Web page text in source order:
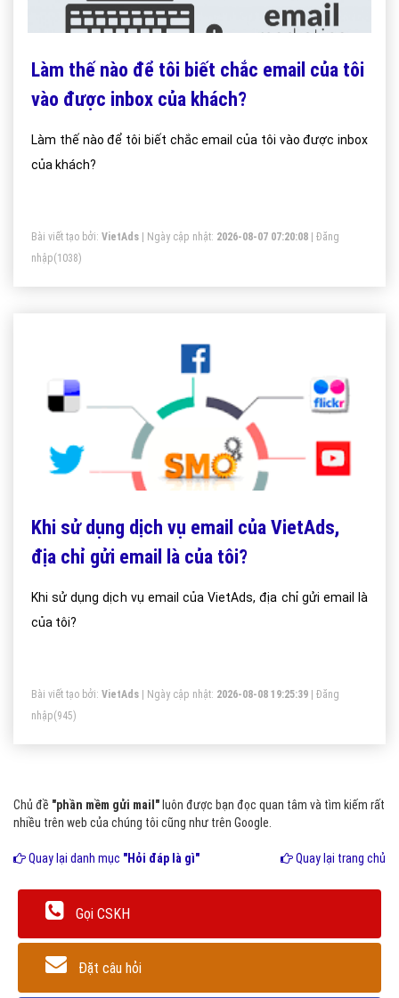
Làm thế nào để tôi biết chắc email của tôi
vào được inbox của khách?
Làm thế nào để tôi biết chắc email của tôi vào được inbox
của khách?
Bài viết tạo bởi: VietAds | Ngày cập nhật: 2026-08-07 07:20:08
Đăng
nhập(1038)
Khi sử dụng dịch vụ email của VietAds,
địa chỉ gửi email là của tôi?
Khi sử dụng dịch vụ email của VietAds, địa chỉ gửi email là
của tôi?
Bài viết tạo bởi: VietAds | Ngày cập nhật: 2026-08-08 19:25:39
Đăng
nhập(945)
Chủ đề "phần mềm gửi mail" luôn được bạn đọc quan tâm và tìm kiếm rất
nhiều trên web của chúng tôi cũng như trên Google.
Quay lại danh mục "Hỏi đáp là gì" Quay lại trang chủ
Gọi CSKH
Đặt câu hỏi